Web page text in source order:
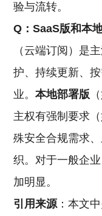
验与流转。
Q：SaaS版和本
（云端订阅）是
护、持续更新、
业。本地部署版
主权有强制要求
殊安全合规需求
织。对于一般企
加明显。
引用来源：本文